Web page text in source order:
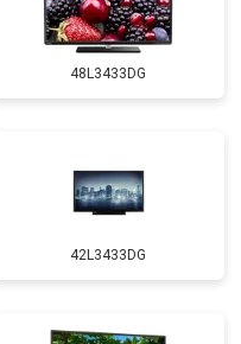
48L3433DG
42L3433DG